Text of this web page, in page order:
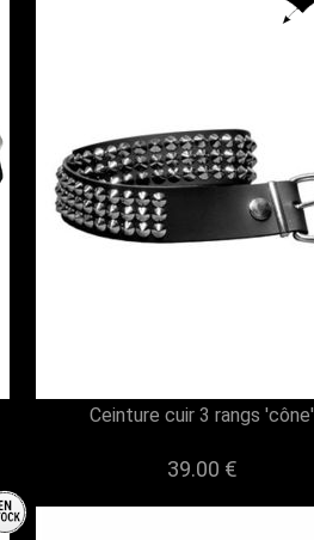
Ceinture cuir 3 rangs 'cône'
39.00 €